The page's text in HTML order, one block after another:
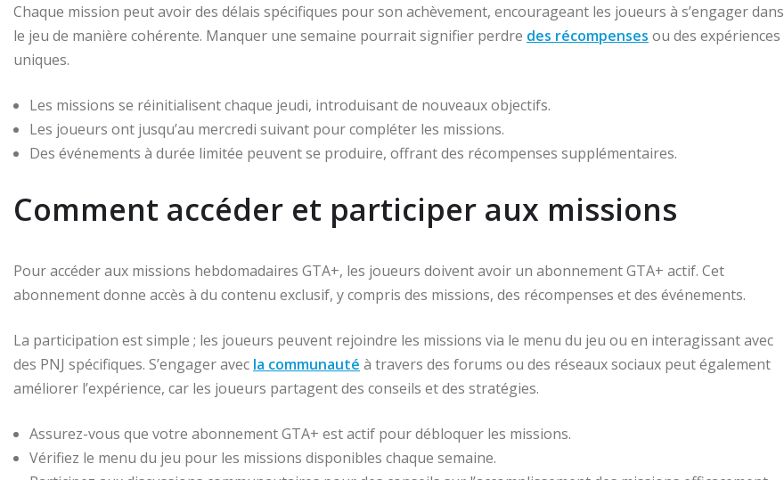
Chaque mission peut avoir des délais spécifiques pour son achèvement, encourageant les joueurs à s’engager dans
le jeu de manière cohérente. Manquer une semaine pourrait signifier perdre des récompenses ou des expériences
uniques.
Les missions se réinitialisent chaque jeudi, introduisant de nouveaux objectifs.
Les joueurs ont jusqu’au mercredi suivant pour compléter les missions.
Des événements à durée limitée peuvent se produire, offrant des récompenses supplémentaires.
Comment accéder et participer aux missions
Pour accéder aux missions hebdomadaires GTA+, les joueurs doivent avoir un abonnement GTA+ actif. Cet
abonnement donne accès à du contenu exclusif, y compris des missions, des récompenses et des événements.
La participation est simple ; les joueurs peuvent rejoindre les missions via le menu du jeu ou en interagissant avec
des PNJ spécifiques. S’engager avec la communauté à travers des forums ou des réseaux sociaux peut également
améliorer l’expérience, car les joueurs partagent des conseils et des stratégies.
Assurez-vous que votre abonnement GTA+ est actif pour débloquer les missions.
Vérifiez le menu du jeu pour les missions disponibles chaque semaine.